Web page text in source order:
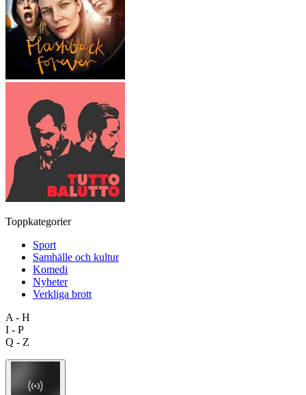
Toppkategorier
Sport
Samhälle och kultur
Komedi
Nyheter
Verkliga brott
A - H
I - P
Q - Z